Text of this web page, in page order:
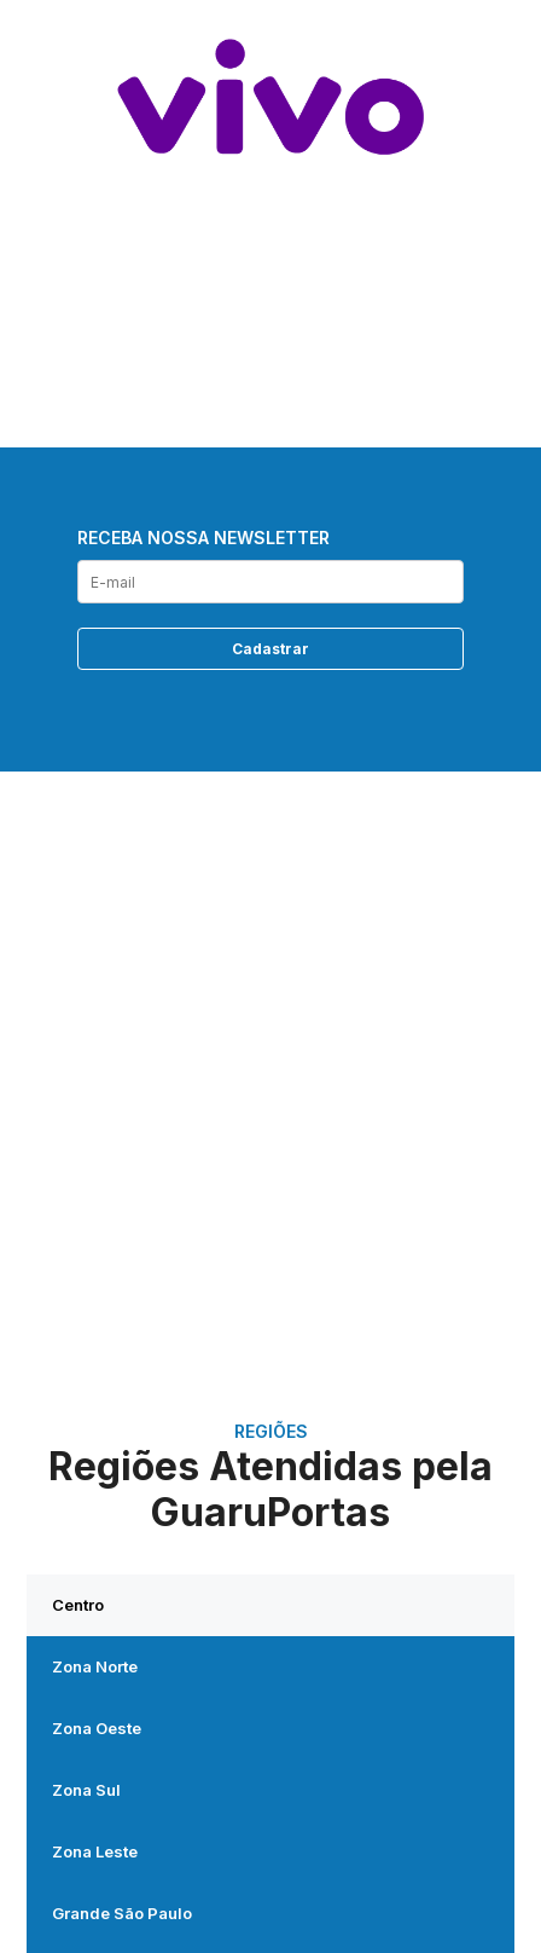
RECEBA NOSSA NEWSLETTER
Cadastrar
REGIÕES
Regiões Atendidas pela
GuaruPortas
Centro
Zona Norte
Zona Oeste
Zona Sul
Zona Leste
Grande São Paulo